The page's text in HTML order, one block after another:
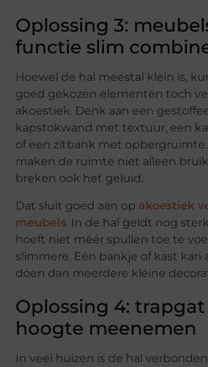
Oplossing 3:
functie slim
Hoewel de hal meestal klein is,
goed gekozen elementen toch
akoestiek. Denk aan een
kapstokwand met textuur, een
of een zitbank met
maken de ruimte niet alleen
breken ook het geluid.
Dat sluit goed aan op akoestiek
meubels. In de hal geldt nog
hoeft niet méér spullen toe te
slimmere. Eén bankje of kast kan
doen dan meerdere kleine
Oplossing 4:
hoogte meenemen
In veel huizen is de hal